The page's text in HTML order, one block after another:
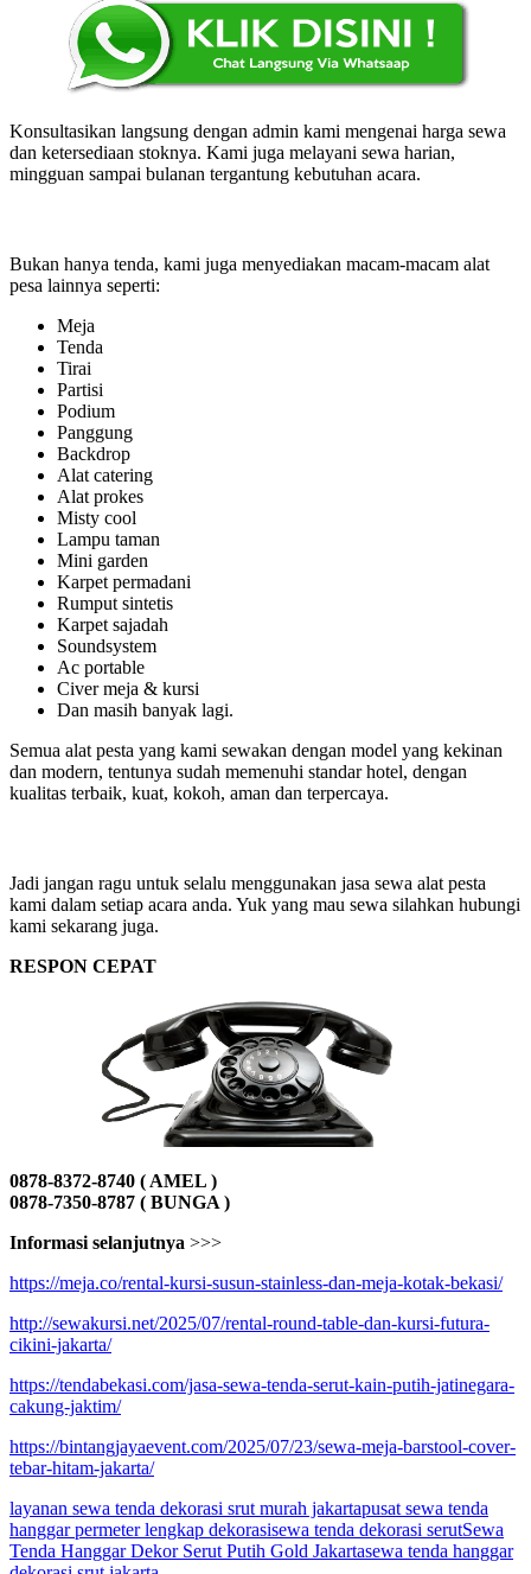
Konsultasikan langsung dengan admin kami mengenai harga sewa
dan ketersediaan stoknya. Kami juga melayani sewa harian,
mingguan sampai bulanan tergantung kebutuhan acara.
Bukan hanya tenda, kami juga menyediakan macam-macam alat
pesa lainnya seperti:
Meja
Tenda
Tirai
Partisi
Podium
Panggung
Backdrop
Alat catering
Alat prokes
Misty cool
Lampu taman
Mini garden
Karpet permadani
Rumput sintetis
Karpet sajadah
Soundsystem
Ac portable
Civer meja & kursi
Dan masih banyak lagi.
Semua alat pesta yang kami sewakan dengan model yang kekinan
dan modern, tentunya sudah memenuhi standar hotel, dengan
kualitas terbaik, kuat, kokoh, aman dan terpercaya.
Jadi jangan ragu untuk selalu menggunakan jasa sewa alat pesta
kami dalam setiap acara anda. Yuk yang mau sewa silahkan hubungi
kami sekarang juga.
RESPON CEPAT
0878-8372-8740 ( AMEL )
0878-7350-8787 ( BUNGA )
Informasi selanjutnya >>>
https://meja.co/rental-kursi-susun-stainless-dan-meja-kotak-bekasi/
http://sewakursi.net/2025/07/rental-round-table-dan-kursi-futura-
cikini-jakarta/
https://tendabekasi.com/jasa-sewa-tenda-serut-kain-putih-jatinegara-
cakung-jaktim/
https://bintangjayaevent.com/2025/07/23/sewa-meja-barstool-cover-
tebar-hitam-jakarta/
layanan sewa tenda dekorasi srut murah jakartapusat sewa tenda
hanggar permeter lengkap dekorasisewa tenda dekorasi serutSewa
Tenda Hanggar Dekor Serut Putih Gold Jakartasewa tenda hanggar